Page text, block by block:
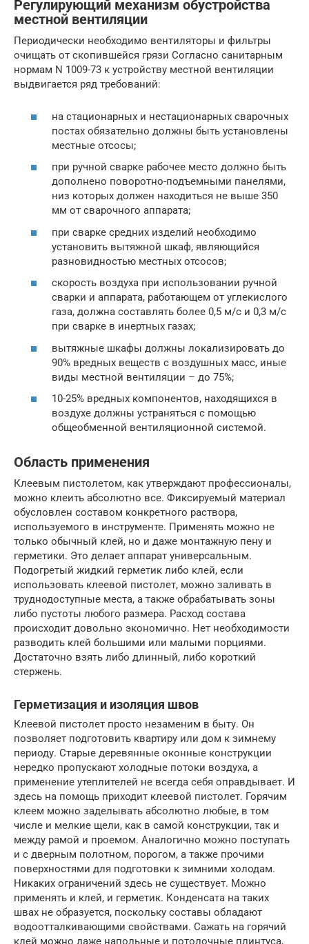
Регулирующий механизм обустройства
местной вентиляции
Периодически необходимо вентиляторы и фильтры
очищать от скопившейся грязи Согласно санитарным
нормам N 1009-73 к устройству местной вентиляции
выдвигается ряд требований:
на стационарных и нестационарных сварочных
постах обязательно должны быть установлены
местные отсосы;
при ручной сварке рабочее место должно быть
дополнено поворотно-подъемными панелями,
низ которых должен находиться не выше 350
мм от сварочного аппарата;
при сварке средних изделий необходимо
установить вытяжной шкаф, являющийся
разновидностью местных отсосов;
скорость воздуха при использовании ручной
сварки и аппарата, работающем от углекислого
газа, должна составлять более 0,5 м/с и 0,3 м/с
при сварке в инертных газах;
вытяжные шкафы должны локализировать до
90% вредных веществ с воздушных масс, иные
виды местной вентиляции – до 75%;
10-25% вредных компонентов, находящихся в
воздухе должны устраняться с помощью
общеобменной вентиляционной системой.
Область применения
Клеевым пистолетом, как утверждают профессионалы,
можно клеить абсолютно все. Фиксируемый материал
обусловлен составом конкретного раствора,
используемого в инструменте. Применять можно не
только обычный клей, но и даже монтажную пену и
герметики. Это делает аппарат универсальным.
Подогретый жидкий герметик либо клей, если
использовать клеевой пистолет, можно заливать в
труднодоступные места, а также обрабатывать зоны
либо пустоты любого размера. Расход состава
происходит довольно экономично. Нет необходимости
разводить клей большими или малыми порциями.
Достаточно взять либо длинный, либо короткий
стержень.
Герметизация и изоляция швов
Клеевой пистолет просто незаменим в быту. Он
позволяет подготовить квартиру или дом к зимнему
периоду. Старые деревянные оконные конструкции
нередко пропускают холодные потоки воздуха, а
применение утеплителей не всегда себя оправдывает. И
здесь на помощь приходит клеевой пистолет. Горячим
клеем можно заделывать абсолютно любые, в том
числе и мелкие щели, как в самой конструкции, так и
между рамой и проемом. Аналогично можно поступать
и с дверным полотном, порогом, а также прочими
поверхностями для подготовки к зимними холодам.
Никаких ограничений здесь не существует. Можно
применять и клей, и герметик. Конденсата на таких
швах не образуется, поскольку составы обладают
водоотталкивающими свойствами. Сажать на горячий
клей можно даже напольные и потолочные плинтуса,